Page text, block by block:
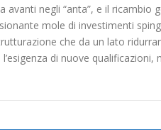
avanti negli “anta”, e il
mole di investimenti
che da un lato
di nuove